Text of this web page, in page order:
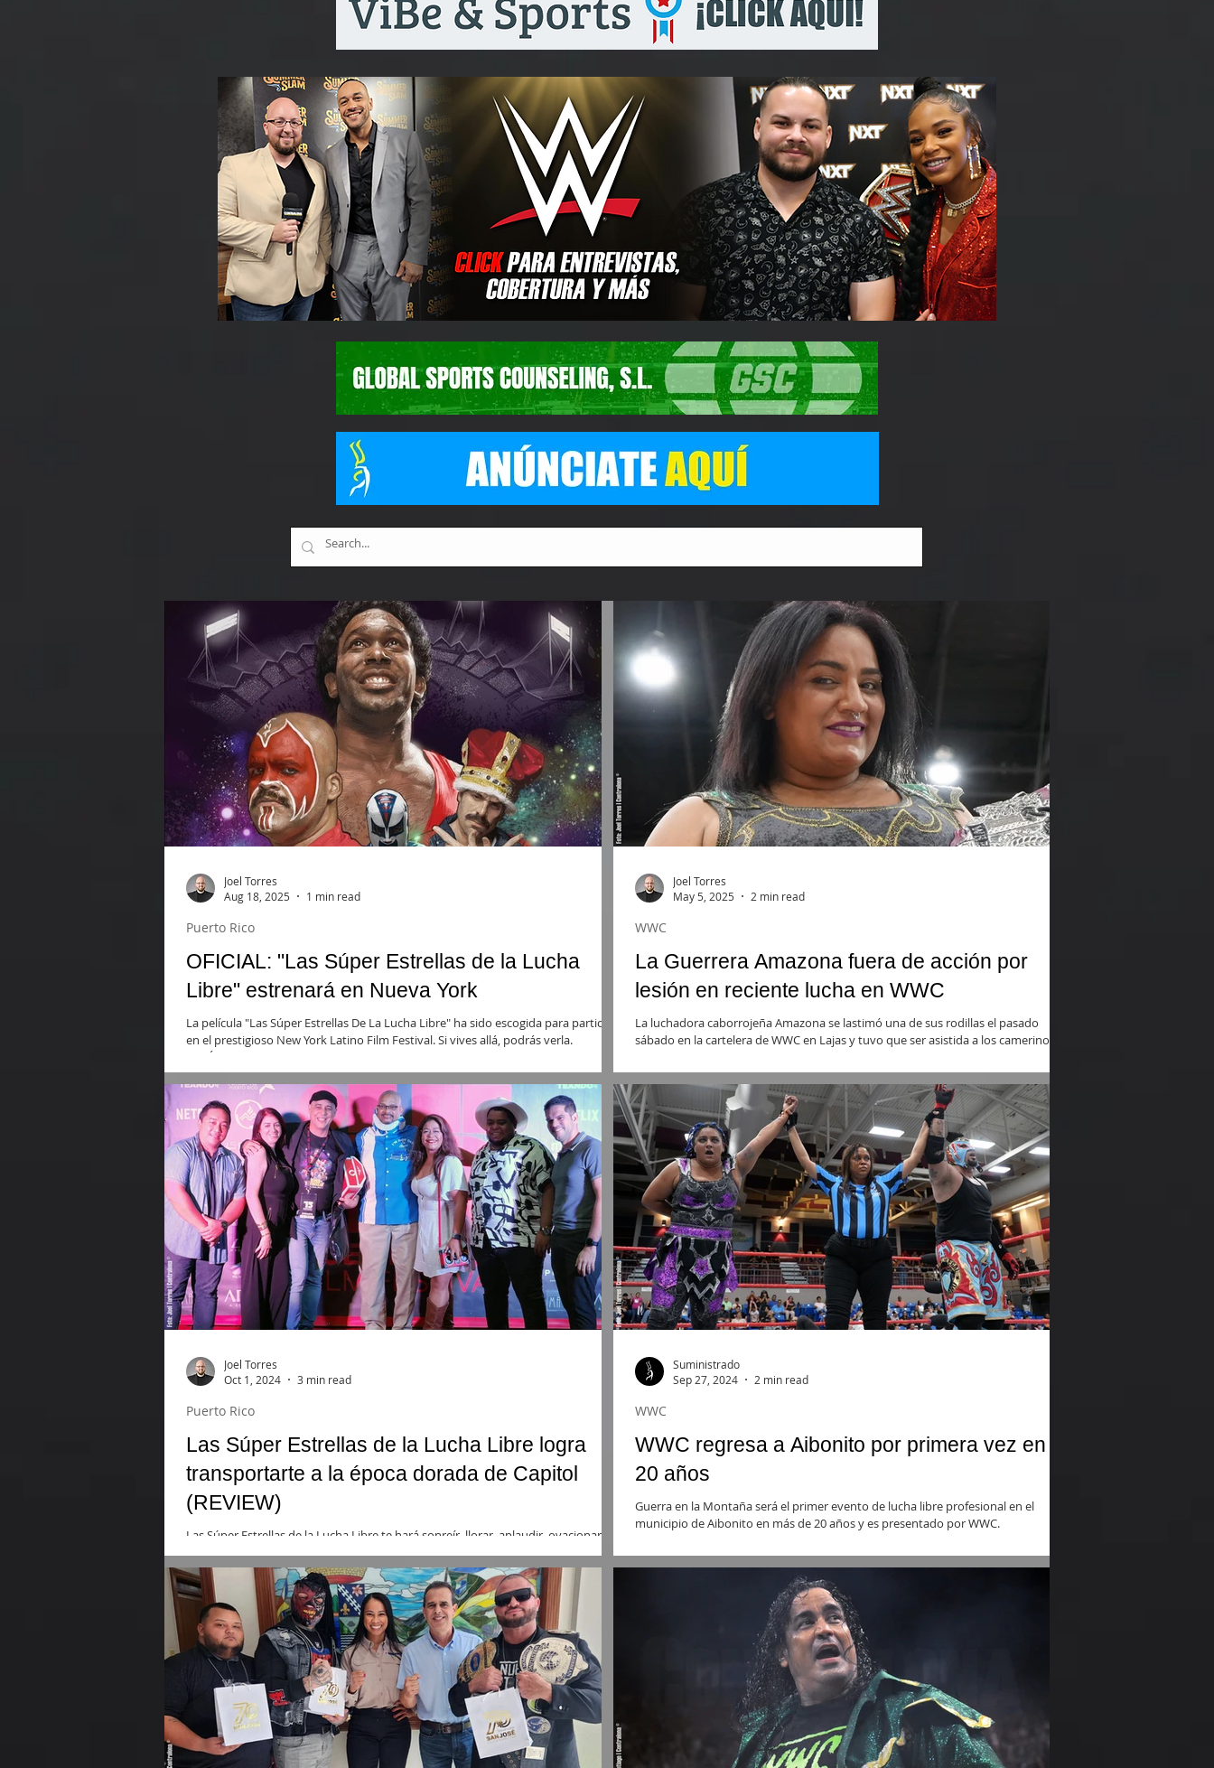
OFICIAL: "Las Súper Estrellas de la Lucha
Libre" estrenará en Nueva York
La película "Las Súper Estrellas De La Lucha Libre" ha sido escogida para participar
en el prestigioso New York Latino Film Festival. Si vives allá, podrás verla.
ENTÉRATE cómo.
Puerto Rico
Joel Torres
Aug 18, 2025
1 min read
La Guerrera Amazona fuera de acción por
lesión en reciente lucha en WWC
La luchadora caborrojeña Amazona se lastimó una de sus rodillas el pasado
sábado en la cartelera de WWC en Lajas y tuvo que ser asistida a los camerinos.
WWC
Joel Torres
May 5, 2025
2 min read
Las Súper Estrellas de la Lucha Libre logra
transportarte a la época dorada de Capitol
(REVIEW)
Las Súper Estrellas de la Lucha Libre te hará sonreír, llorar, aplaudir, ovacionar y,
sobre todo, respetarás y entenderás a las leyendas.
Puerto Rico
Joel Torres
Oct 1, 2024
3 min read
WWC regresa a Aibonito por primera vez en
20 años
Guerra en la Montaña será el primer evento de lucha libre profesional en el
municipio de Aibonito en más de 20 años y es presentado por WWC.
WWC
Suministrado
Sep 27, 2024
2 min read